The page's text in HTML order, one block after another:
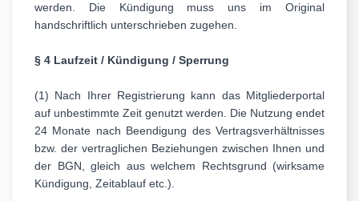
werden. Die Kündigung muss uns im Original
handschriftlich unterschrieben zugehen.
§ 4 Laufzeit / Kündigung / Sperrung
(1) Nach Ihrer Registrierung kann das Mitgliederportal
auf unbestimmte Zeit genutzt werden. Die Nutzung endet
24 Monate nach Beendigung des Vertragsverhältnisses
bzw. der vertraglichen Beziehungen zwischen Ihnen und
der BGN, gleich aus welchem Rechtsgrund (wirksame
Kündigung, Zeitablauf etc.).